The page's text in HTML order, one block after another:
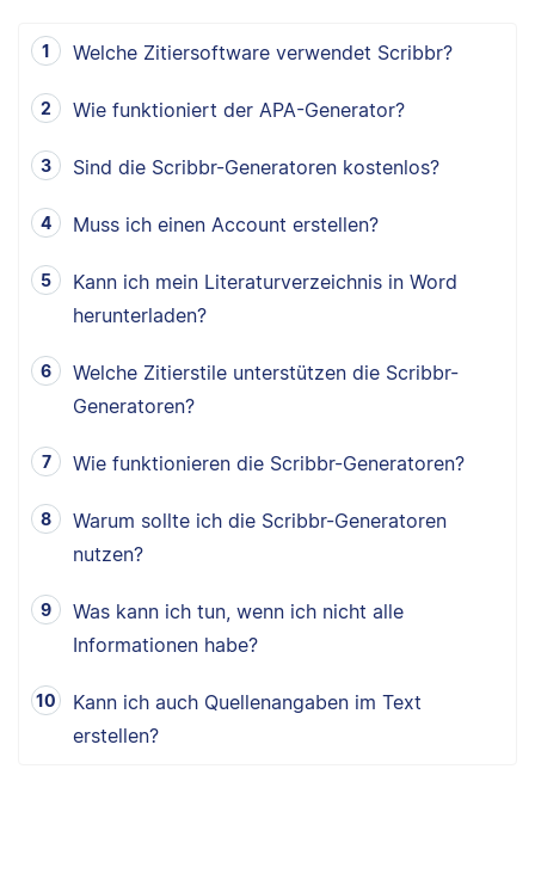
Welche Zitiersoftware verwendet Scribbr?
Wie funktioniert der APA-Generator?
Sind die Scribbr-Generatoren kostenlos?
Muss ich einen Account erstellen?
Kann ich mein Literaturverzeichnis in Word
herunterladen?
Welche Zitierstile unterstützen die Scribbr-
Generatoren?
Wie funktionieren die Scribbr-Generatoren?
Warum sollte ich die Scribbr-Generatoren
nutzen?
Was kann ich tun, wenn ich nicht alle
Informationen habe?
Kann ich auch Quellenangaben im Text
erstellen?